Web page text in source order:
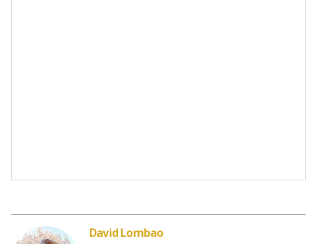
David Lombao